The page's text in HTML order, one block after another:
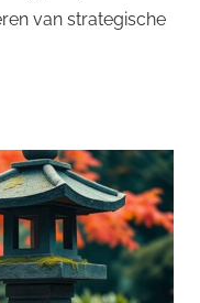
van strategische